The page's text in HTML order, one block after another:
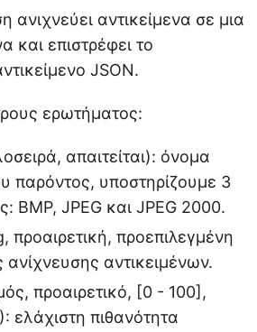
ανιχνεύει αντικείμενα σε μια
και επιστρέφει το
JSON.
ερωτήματος:
απαιτείται): όνομα
παρόντος, υποστηρίζουμε 3
BMP, JPEG και JPEG 2000.
προαιρετική, προεπιλεγμένη
ανίχνευσης αντικειμένων.
προαιρετικό, [0 - 100],
ελάχιστη πιθανότητα